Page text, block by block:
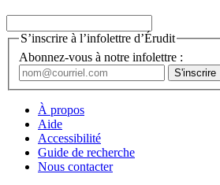
S’inscrire à l’infolettre d’Érudit
Abonnez-vous à notre infolettre :
À propos
Aide
Accessibilité
Guide de recherche
Nous contacter